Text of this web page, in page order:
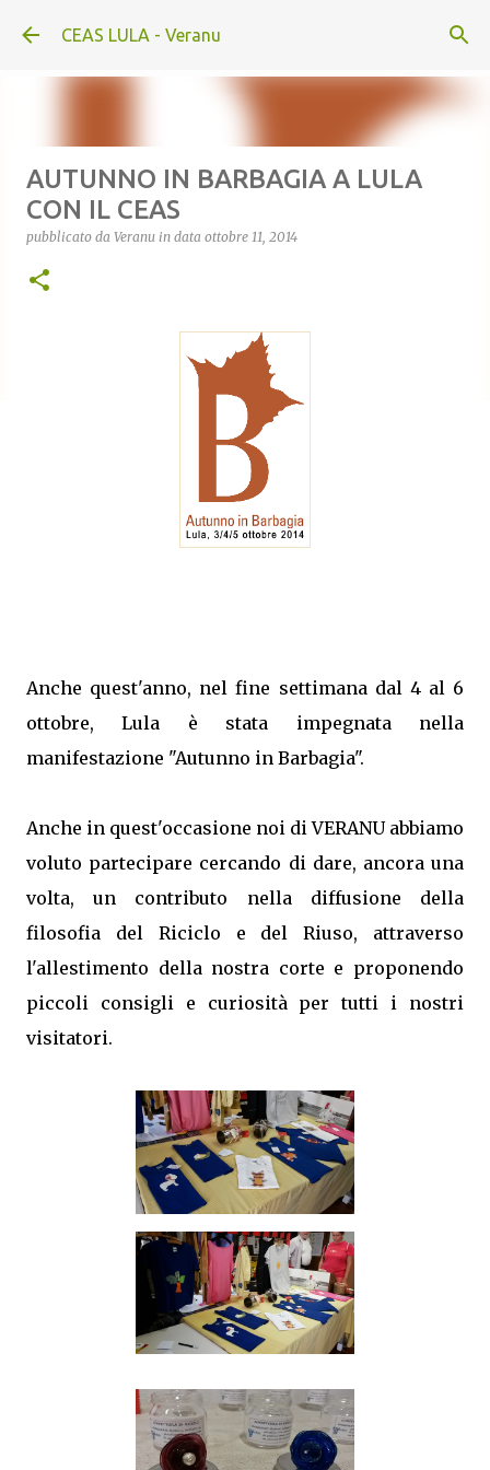
Passa ai contenuti principali
CEAS LULA - Veranu
AUTUNNO IN BARBAGIA A LULA
CON IL CEAS
pubblicato da Veranu in data ottobre 11, 2014
Anche quest'anno, nel fine settimana dal 4 al 6
ottobre, Lula è stata impegnata nella
manifestazione "Autunno in Barbagia".
Anche in quest'occasione noi di VERANU abbiamo
voluto partecipare cercando di dare, ancora una
volta, un contributo nella diffusione della
filosofia del Riciclo e del Riuso, attraverso
l'allestimento della nostra corte e proponendo
piccoli consigli e curiosità per tutti i nostri
visitatori.